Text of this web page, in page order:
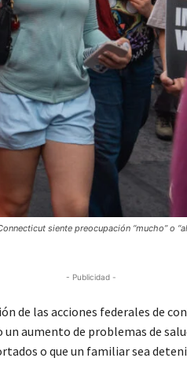
siente preocupación “mucho” o
- Publicidad -
de las acciones federales de
aumento de problemas de
o que un familiar sea